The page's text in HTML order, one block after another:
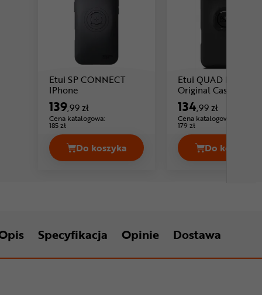
Etui SP CONNECT
IPhone
139,99 zł
Cena katalogowa:
185 zł
Do koszyka
Etui SP CONNECT IPhone Cena
Etui QUAD LOCK
Original Case
134,99 zł
Cena katalogowa:
179 zł
Do koszyka
Etui
Specyfikacja Opinie Dostawa